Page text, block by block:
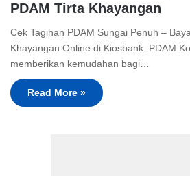
PDAM Tirta Khayangan
Cek Tagihan PDAM Sungai Penuh –
Khayangan Online di Kiosbank. PDAM
memberikan kemudahan bagi…
Read More »